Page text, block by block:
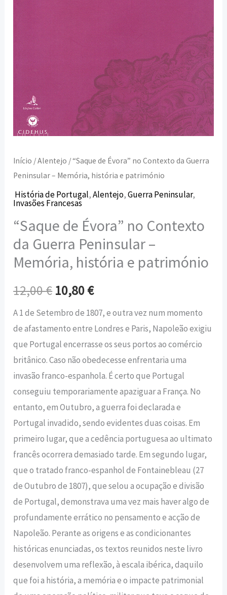
Início /Alentejo / “Saque de Évora” no Contexto da Guerra
Peninsular – Memória, história e património
História de Portugal,Alentejo,Guerra Peninsular,
Invasões Francesas
“Saque de Évora” no Contexto
da Guerra Peninsular –
Memória, história e património
12,00€ 10,80€
A 1 de Setembro de 1807, e outra vez num momento
de afastamento entre Londres e Paris, Napoleão exigiu
que Portugal encerrasse os seus portos ao comércio
britânico. Caso não obedecesse enfrentaria uma
invasão franco-espanhola. É certo que Portugal
conseguiu temporariamente apaziguar a França. No
entanto, em Outubro, a guerra foi declarada e
Portugal invadido, sendo evidentes duas coisas. Em
primeiro lugar, que a cedência portuguesa ao ultimato
francês ocorrera demasiado tarde. Em segundo lugar,
que o tratado franco-espanhol de Fontainebleau (27
de Outubro de 1807), que selou a ocupação e divisão
de Portugal, demonstrava uma vez mais haver algo de
profundamente errático no pensamento e acção de
Napoleão. Perante as origens e as condicionantes
históricas enunciadas, os textos reunidos neste livro
desenvolvem uma reflexão, à escala ibérica, daquilo
que foi a história, a memória e o impacte patrimonial
-
Memória,
história
património